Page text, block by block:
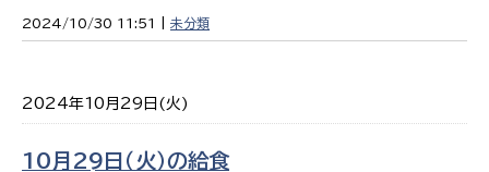
2024/10/30 11:51 | 未分類
2024年10月29日(火)
10月29日（火）の給食